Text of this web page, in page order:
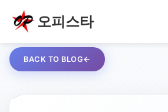
오피스타
BACK TO BLOG